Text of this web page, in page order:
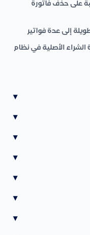
على حذف فاتورة
إلى عدة فواتير
الأصلية في نظام
▾
▾
▾
▾
▾
▾
▾